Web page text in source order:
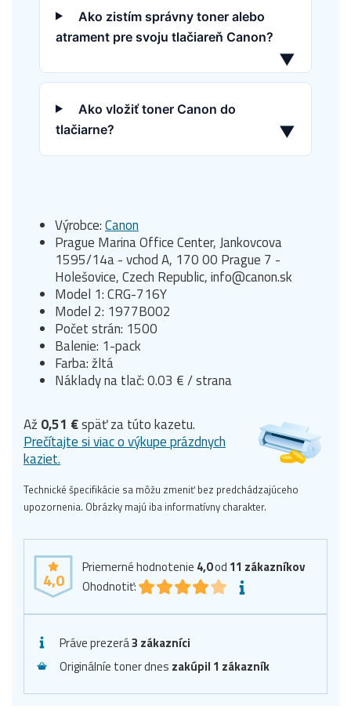
Ako zistím správny toner alebo
atrament pre svoju tlačiareň Canon?
▼
Ako vložiť toner Canon do
tlačiarne?
▼
Výrobce:Canon
Prague Marina Office Center, Jankovcova
1595/14a - vchod A, 170 00 Prague 7 -
Holešovice, Czech Republic, info@canon.sk
Model 1: CRG-716Y
Model 2: 1977B002
Počet strán: 1500
Balenie: 1-pack
Farba: žltá
Náklady na tlač: 0.03 € / strana
Až 0,51 €späť za túto kazetu.
Prečítajte si viac o výkupe prázdnych
kaziet.
Technické špecifikácie sa môžu zmeniť bez predchádzajúceho
upozornenia. Obrázky majú iba informatívny charakter.
4,0
Priemerné hodnotenie 4,0od 11 zákazníkov
Ohodnotiť:
Práve prezerá3 zákazníci
Originálníe toner dnes zakúpil 1 zákazník